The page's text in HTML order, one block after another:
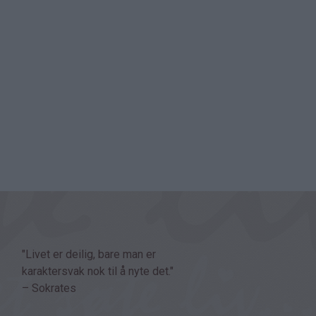
"Livet er deilig, bare man er
karaktersvak nok til å nyte det."
– Sokrates